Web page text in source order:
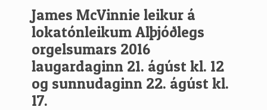
James McVinnie leikur á
lokatónleikum Alþjóðlegs
orgelsumars 2016
laugardaginn 21. ágúst kl. 12
og sunnudaginn 22. ágúst kl.
17.